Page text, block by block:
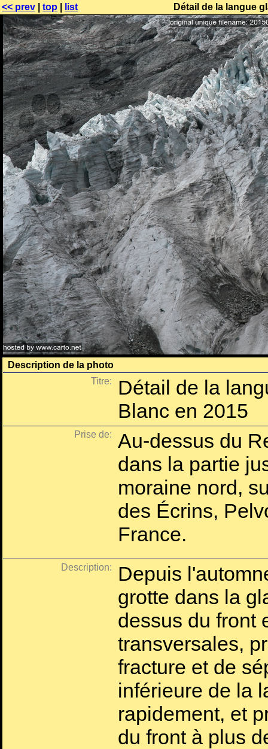
<< prev top list Détail de la langue
Description de la photo
Titre:
Détail de la
Blanc en 2015
Prise de:
Au-dessus du
dans la partie
moraine nord,
des Écrins,
France.
Description:
Depuis
grotte dans la
dessus du front
transversales,
fracture et de
inférieure de la
rapidement, et
du front à plus